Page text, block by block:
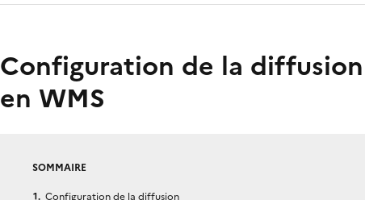
Configuration de la
en WMS
SOMMAIRE
Configuration de la diffusion